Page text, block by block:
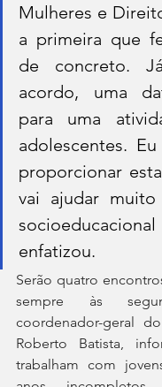
Mulheres e
a primeira que
de concreto.
acordo, uma
para uma
adolescentes.
proporcionar
vai ajudar muito
enfatizou.
Serão quatro
sempre às
coordenador-geral
Roberto Batista,
trabalham com